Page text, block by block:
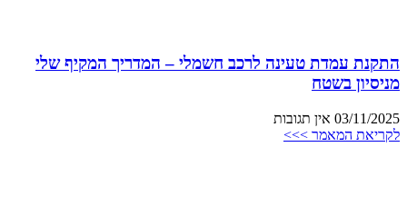
התקנת עמדת טעינה לרכב חשמלי – המדריך המקיף שלי
מניסיון בשטח
03/11/2025 אין תגובות
לקריאת המאמר >>>